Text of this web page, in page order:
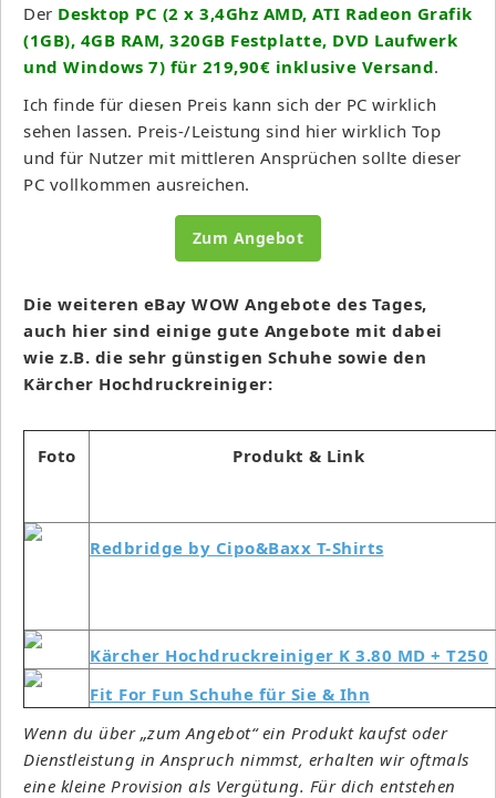
Der Desktop PC (2 x 3,4Ghz AMD, ATI Radeon Grafik
(1GB), 4GB RAM, 320GB Festplatte, DVD Laufwerk
und Windows 7) für 219,90€ inklusive Versand.
Ich finde für diesen Preis kann sich der PC wirklich
sehen lassen. Preis-/Leistung sind hier wirklich Top
und für Nutzer mit mittleren Ansprüchen sollte dieser
PC vollkommen ausreichen.
Zum Angebot
Die weiteren eBay WOW Angebote des Tages,
auch hier sind einige gute Angebote mit dabei
wie z.B. die sehr günstigen Schuhe sowie den
Kärcher Hochdruckreiniger:
Foto Produkt & Link
Redbridge by Cipo&Baxx T-Shirts
Kärcher Hochdruckreiniger K 3.80 MD + T250
Fit For Fun Schuhe für Sie & Ihn
Wenn du über „zum Angebot“ ein Produkt kaufst oder
Dienstleistung in Anspruch nimmst, erhalten wir oftmals
eine kleine Provision als Vergütung. Für dich entstehen